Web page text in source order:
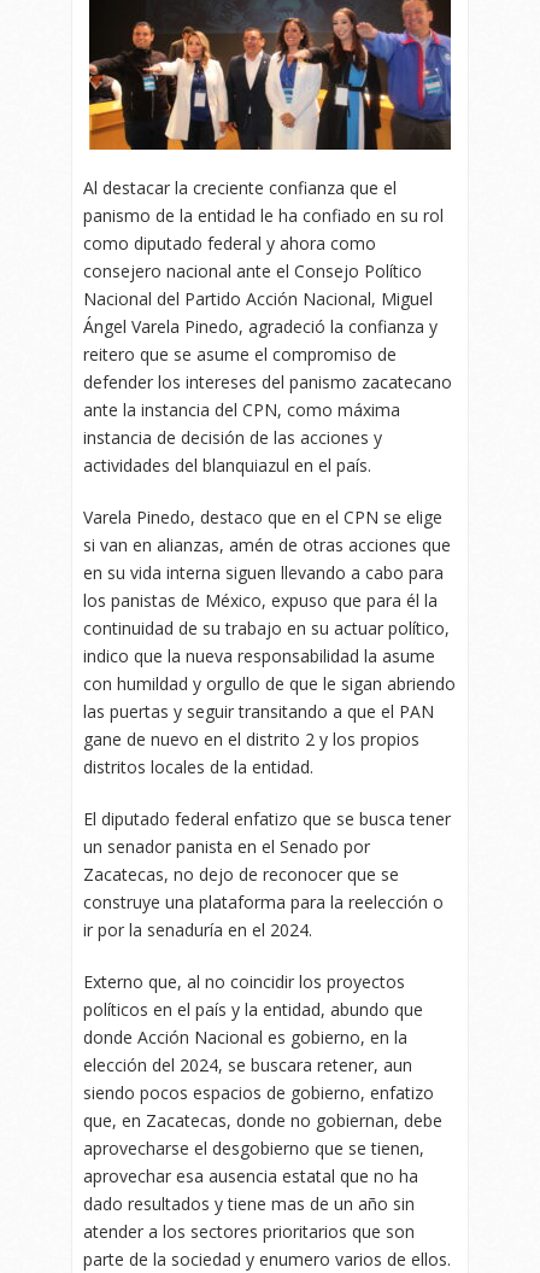
Al destacar la creciente confianza que el
panismo de la entidad le ha confiado en su rol
como diputado federal y ahora como
consejero nacional ante el Consejo Político
Nacional del Partido Acción Nacional, Miguel
Ángel Varela Pinedo, agradeció la confianza y
reitero que se asume el compromiso de
defender los intereses del panismo zacatecano
ante la instancia del CPN, como máxima
instancia de decisión de las acciones y
actividades del blanquiazul en el país.
Varela Pinedo, destaco que en el CPN se elige
si van en alianzas, amén de otras acciones que
en su vida interna siguen llevando a cabo para
los panistas de México, expuso que para él la
continuidad de su trabajo en su actuar político,
indico que la nueva responsabilidad la asume
con humildad y orgullo de que le sigan abriendo
las puertas y seguir transitando a que el PAN
gane de nuevo en el distrito 2 y los propios
distritos locales de la entidad.
El diputado federal enfatizo que se busca tener
un senador panista en el Senado por
Zacatecas, no dejo de reconocer que se
construye una plataforma para la reelección o
ir por la senaduría en el 2024.
Externo que, al no coincidir los proyectos
políticos en el país y la entidad, abundo que
donde Acción Nacional es gobierno, en la
elección del 2024, se buscara retener, aun
siendo pocos espacios de gobierno, enfatizo
que, en Zacatecas, donde no gobiernan, debe
aprovecharse el desgobierno que se tienen,
aprovechar esa ausencia estatal que no ha
dado resultados y tiene mas de un año sin
atender a los sectores prioritarios que son
parte de la sociedad y enumero varios de ellos.